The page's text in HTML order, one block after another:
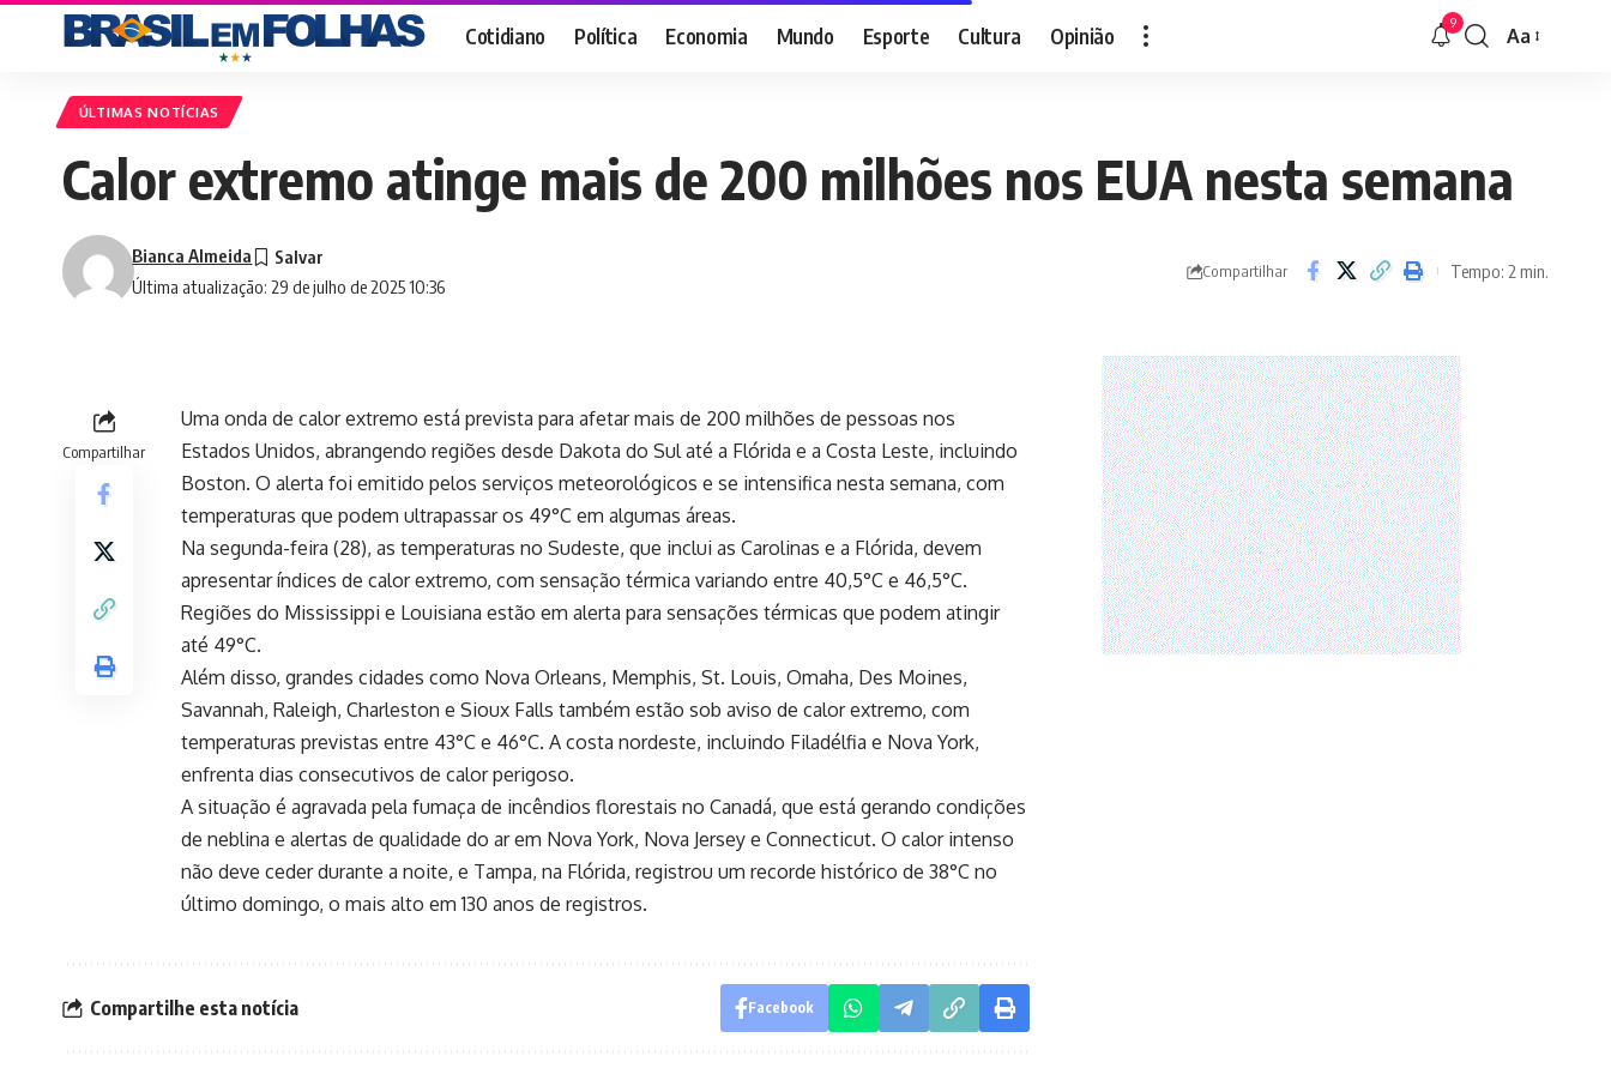
Cotidiano Política Economia Mundo Esporte Cultura Opinião 9
Font
Aa
ÚLTIMAS NOTÍCIAS
Calor extremo atinge mais de 200 milhões nos EUA nesta semana
Última atualização: 29 de julho de 2025 10:36
Bianca Almeida
Compartilhar Tempo: 2 min.
Compartilhar
Uma onda de calor extremo está prevista para afetar mais de 200 milhões de pessoas nos
Estados Unidos, abrangendo regiões desde Dakota do Sul até a Flórida e a Costa Leste, incluindo
Boston. O alerta foi emitido pelos serviços meteorológicos e se intensifica nesta semana, com
temperaturas que podem ultrapassar os 49°C em algumas áreas.
Na segunda-feira (28), as temperaturas no Sudeste, que inclui as Carolinas e a Flórida, devem
apresentar índices de calor extremo, com sensação térmica variando entre 40,5°C e 46,5°C.
Regiões do Mississippi e Louisiana estão em alerta para sensações térmicas que podem atingir
até 49°C.
Além disso, grandes cidades como Nova Orleans, Memphis, St. Louis, Omaha, Des Moines,
Savannah, Raleigh, Charleston e Sioux Falls também estão sob aviso de calor extremo, com
temperaturas previstas entre 43°C e 46°C. A costa nordeste, incluindo Filadélfia e Nova York,
enfrenta dias consecutivos de calor perigoso.
A situação é agravada pela fumaça de incêndios florestais no Canadá, que está gerando condições
de neblina e alertas de qualidade do ar em Nova York, Nova Jersey e Connecticut. O calor intenso
não deve ceder durante a noite, e Tampa, na Flórida, registrou um recorde histórico de 38°C no
último domingo, o mais alto em 130 anos de registros.
Compartilhe esta notícia Facebook